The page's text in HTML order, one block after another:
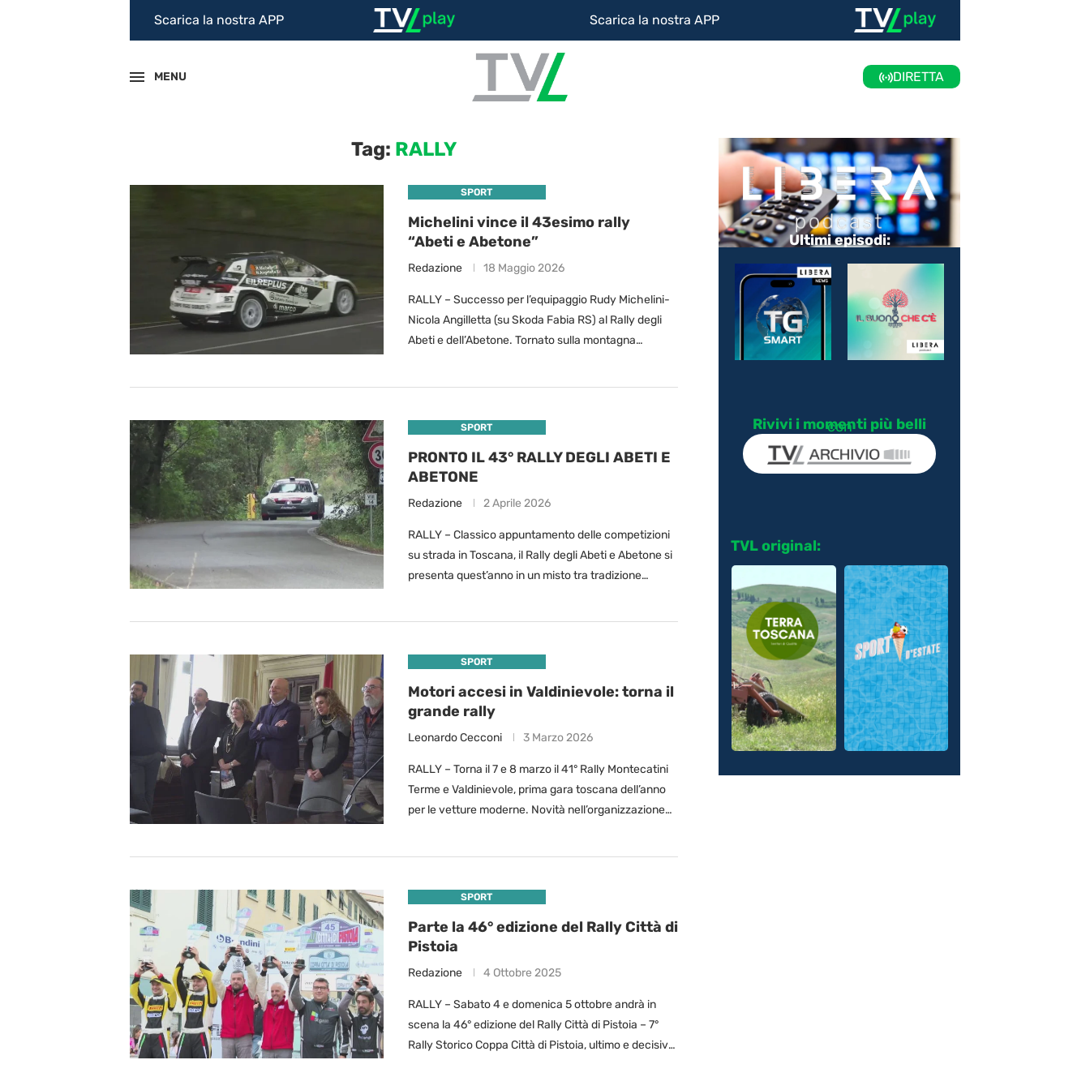
Scarica la nostra APP Scarica la nostra APP
MENU DIRETTA
Tag: RALLY
SPORT
Michelini vince il 43esimo rally
“Abeti e Abetone”
Redazione 18 Maggio 2026
RALLY – Successo per l’equipaggio Rudy Michelini-
Nicola Angilletta (su Skoda Fabia RS) al Rally degli
Abeti e dell’Abetone. Tornato sulla montagna
SPORT
PRONTO IL 43° RALLY DEGLI ABETI E
ABETONE
Redazione 2 Aprile 2026
RALLY – Classico appuntamento delle competizioni
su strada in Toscana, il Rally degli Abeti e Abetone si
presenta quest’anno in un misto tra tradizione
SPORT
Motori accesi in Valdinievole: torna il
grande rally
Leonardo Cecconi 3 Marzo 2026
RALLY – Torna il 7 e 8 marzo il 41° Rally Montecatini
Terme e Valdinievole, prima gara toscana dell’anno
per le vetture moderne. Novità nell’organizzazione
SPORT
Parte la 46° edizione del Rally Città di
Pistoia
Redazione 4 Ottobre 2025
RALLY – Sabato 4 e domenica 5 ottobre andrà in
scena la 46° edizione del Rally Città di Pistoia – 7°
Rally Storico Coppa Città di Pistoia, ultimo e decisivo
Ultimi episodi:
Rivivi i momenti più belli
con
TVL original: